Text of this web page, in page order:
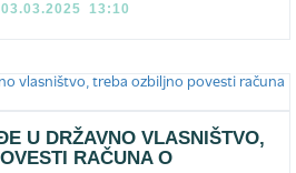
13:10
U DRŽAVNO VLASNIŠTVO,
RAČUNA O